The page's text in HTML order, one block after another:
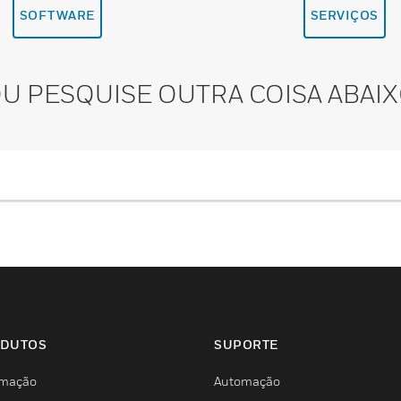
SOFTWARE SERVIÇOS
PESQUISE OUTRA COISA
SUPORTE
Automação